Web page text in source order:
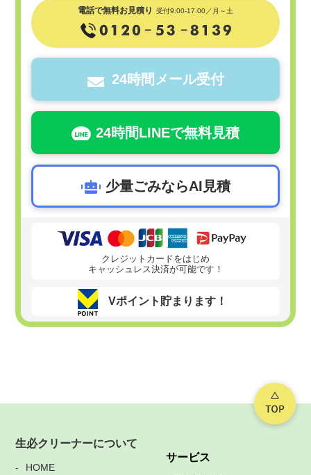
電話で無料お見積り 受付9:00-17:00／月～土
24時間メール受付
24時間LINEで無料見積
少量ごみならAI見積
クレジットカードをはじめ
キャッシュレス決済が可能です！
Vポイント貯まります！
生必クリーナーについて
HOME
サービス